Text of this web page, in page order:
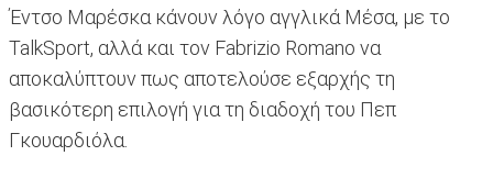
Έντσο Μαρέσκα κάνουν λόγο αγγλικά Μέσα, με το
TalkSport, αλλά και τον Fabrizio Romano να
αποκαλύπτουν πως αποτελούσε εξαρχής τη
βασικότερη επιλογή για τη διαδοχή του Πεπ
Γκουαρδιόλα.